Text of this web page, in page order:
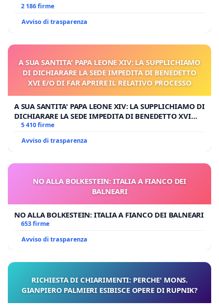
MILANO
2 186 firme
Avviso di trasparenza
A SUA SANTITA' PAPA LEONE XIV: LA SUPPLICHIAMO
DI DICHIARARE LA SEDE IMPEDITA DI BENEDETTO
XVI E/O DI FAR APRIRE IL RELATIVO PROCESSO
A SUA SANTITA' PAPA LEONE XIV: LA SUPPLICHIAMO DI
DICHIARARE LA SEDE IMPEDITA DI BENEDETTO XVI
E/O DI FAR APRIRE IL RELATIVO PROCESSO
5 410 firme
Avviso di trasparenza
NO ALLA BOLKESTEIN: ITALIA A FIANCO DEI
BALNEARI
NO ALLA BOLKESTEIN: ITALIA A FIANCO DEI BALNEARI
653 firme
Avviso di trasparenza
RICHIESTA DI CHIARIMENTI: PERCHE' MONS.
GIANPIERO PALMIERI ESIBISCE OPERE DI RUPNIK?